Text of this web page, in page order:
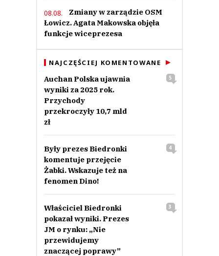
08.08.
Zmiany w zarządzie OSM
Łowicz. Agata Makowska objęła
funkcje wiceprezesa
NAJCZĘŚCIEJ KOMENTOWANE
Auchan Polska ujawnia
wyniki za 2025 rok.
Przychody
przekroczyły 10,7 mld
zł
5
Były prezes Biedronki
komentuje przejęcie
Żabki. Wskazuje też na
fenomen Dino!
4
Właściciel Biedronki
pokazał wyniki. Prezes
JM o rynku: „Nie
przewidujemy
znaczącej poprawy”
3